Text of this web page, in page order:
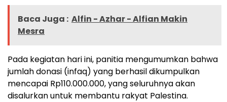
Baca Juga : Alfin - Azhar - Alfian Makin
Mesra
Pada kegiatan hari ini, panitia mengumumkan bahwa
jumlah donasi (infaq) yang berhasil dikumpulkan
mencapai Rp110.000.000, yang seluruhnya akan
disalurkan untuk membantu rakyat Palestina.